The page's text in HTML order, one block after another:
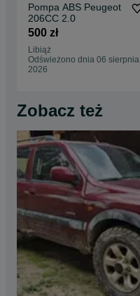
Pompa ABS Peugeot
206CC 2.0
500 zł
Libiąż
Odświeżono dnia 06 sierpnia
2026
Zobacz też